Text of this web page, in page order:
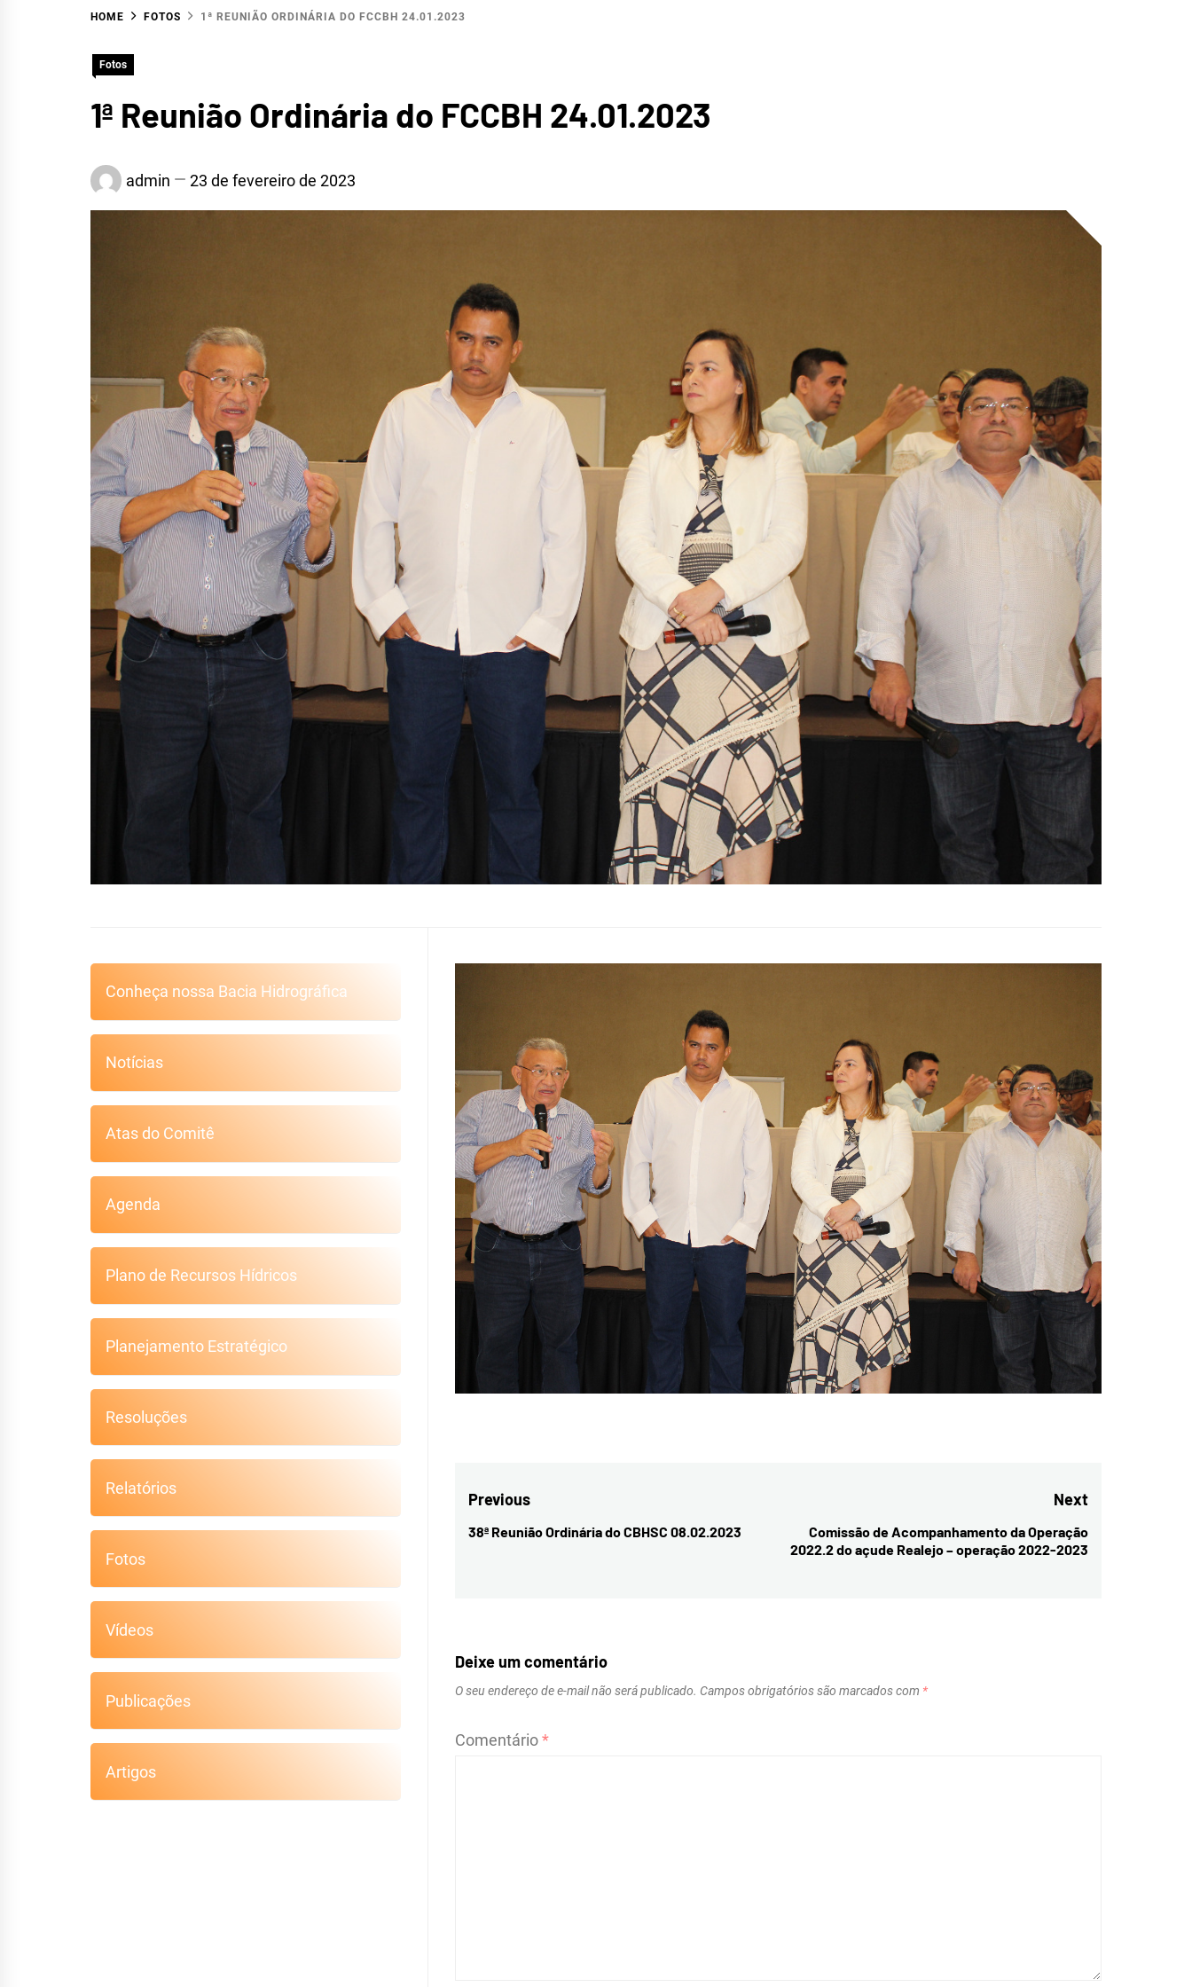
HIDROGRÁFICA DOS
SERTÕES DE
CRATEÚS
HOME FOTOS 1ª REUNIÃO ORDINÁRIA DO FCCBH 24.01.2023
Fotos
1ª Reunião Ordinária do FCCBH 24.01.2023
admin 23 de fevereiro de 2023
Navegação
de
Previous
Previous
38ª Reunião Ordinária do CBHSC 08.02.2023
Next
Next
Comissão de Acompanhamento da Operação
2022.2 do açude Realejo – operação 2022-2023
Deixe um comentário
O seu endereço de e-mail não será publicado. Campos obrigatórios são marcados com *
Comentário*
Conheça nossa Bacia Hidrográfica
Notícias
Atas do Comitê
Agenda
Plano de Recursos Hídricos
Planejamento Estratégico
Resoluções
Relatórios
Fotos
Vídeos
Publicações
Artigos